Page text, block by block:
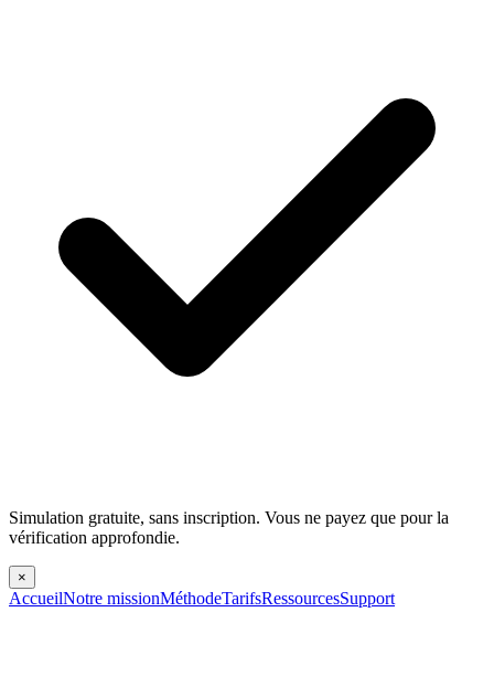
Simulation gratuite, sans inscription. Vous ne payez que pour la
vérification approfondie.
×
AccueilNotre missionMéthodeTarifsRessourcesSupport